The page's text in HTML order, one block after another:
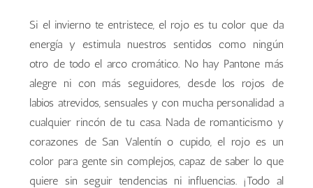
Si el invierno te entristece, el rojo es tu color que da
energía y estimula nuestros sentidos como ningún
otro de todo el arco cromático. No hay Pantone más
alegre ni con más seguidores, desde los rojos de
labios atrevidos, sensuales y con mucha personalidad a
cualquier rincón de tu casa. Nada de romanticismo y
corazones de San Valentín o cupido, el rojo es un
color para gente sin complejos, capaz de saber lo que
quiere sin seguir tendencias ni influencias. ¡Todo al